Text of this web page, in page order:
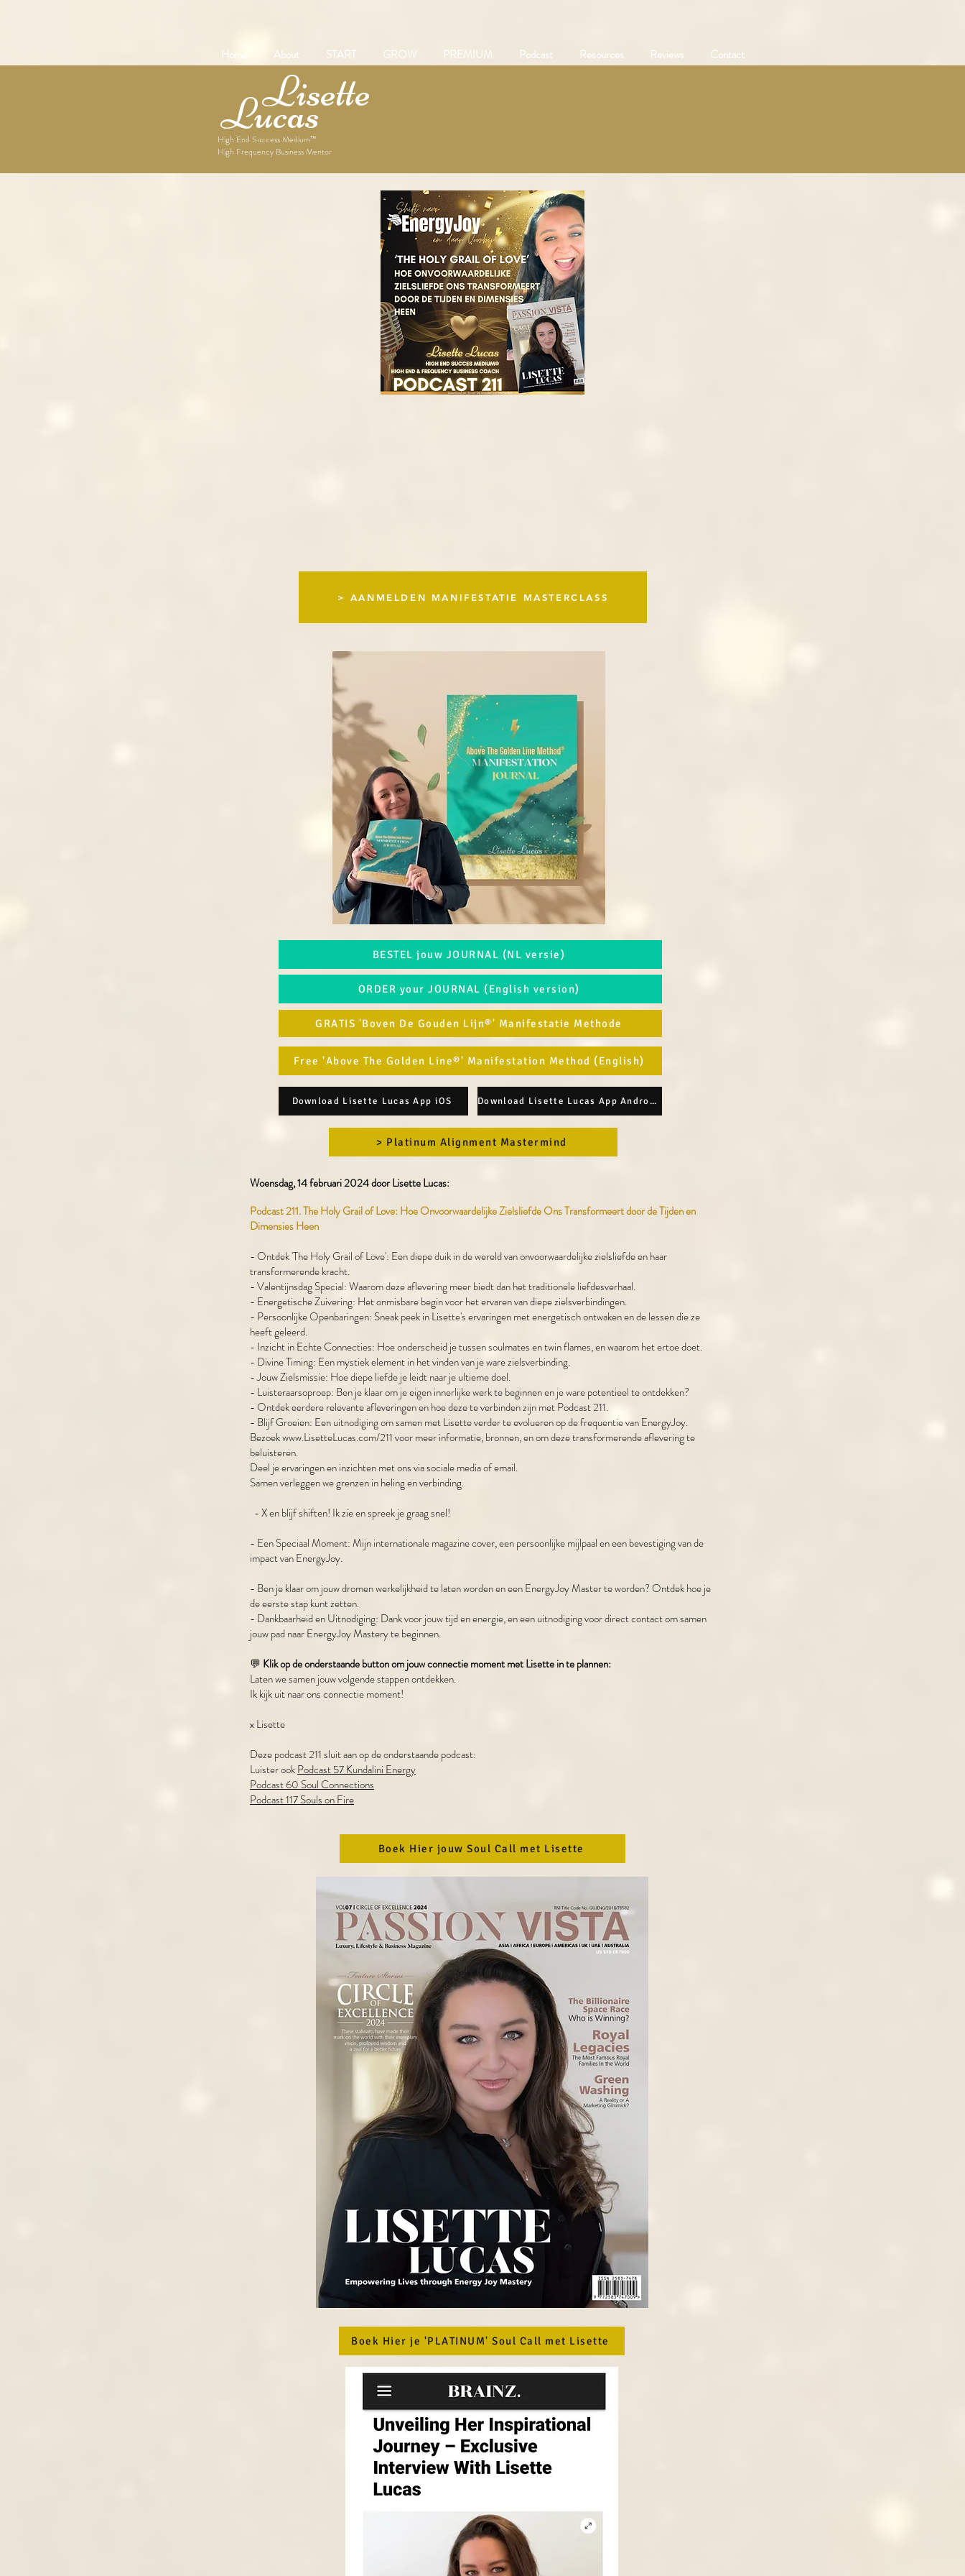
Lisette
Lucas
High End Success Medium™
High Frequency Business Mentor
Home About START GROW PREMIUM Podcast Resources Reviews Contact
> AANMELDEN MANIFESTATIE MASTERCLASS
BESTEL jouw JOURNAL (NL versie)
ORDER your JOURNAL (English version)
GRATIS 'Boven De Gouden Lijn®' Manifestatie Methode
Free 'Above The Golden Line®' Manifestation Method (English)
Download Lisette Lucas App iOS Download Lisette Lucas App Android
> Platinum Alignment Mastermind
Woensdag, 14 februari 2024 door Lisette Lucas:​
Podcast 211. The Holy Grail of Love: Hoe Onvoorwaardelijke Zielsliefde Ons Transformeert door de Tijden en
Dimensies Heen
- Ontdek 'The Holy Grail of Love': Een diepe duik in de wereld van onvoorwaardelijke zielsliefde en haar
transformerende kracht.
- Valentijnsdag Special: Waarom deze aflevering meer biedt dan het traditionele liefdesverhaal.
- Energetische Zuivering: Het onmisbare begin voor het ervaren van diepe zielsverbindingen.
- Persoonlijke Openbaringen: Sneak peek in Lisette's ervaringen met energetisch ontwaken en de lessen die ze
heeft geleerd.
- Inzicht in Echte Connecties: Hoe onderscheid je tussen soulmates en twin flames, en waarom het ertoe doet.
- Divine Timing: Een mystiek element in het vinden van je ware zielsverbinding.
- Jouw Zielsmissie: Hoe diepe liefde je leidt naar je ultieme doel.
- Luisteraarsoproep: Ben je klaar om je eigen innerlijke werk te beginnen en je ware potentieel te ontdekken?
- Ontdek eerdere relevante afleveringen en hoe deze te verbinden zijn met Podcast 211.
- Blijf Groeien: Een uitnodiging om samen met Lisette verder te evolueren op de frequentie van EnergyJoy.
Bezoekwww.LisetteLucas.com/211voor meer informatie, bronnen, en om deze transformerende aflevering te
beluisteren.
Deel je ervaringen en inzichten met ons via sociale media of email.
Samen verleggen we grenzen in heling en verbinding.
- X en blijf shiften! Ik zie en spreek je graag snel!
- Een Speciaal Moment: Mijn internationale magazine cover, een persoonlijke mijlpaal en een bevestiging van de
impact van EnergyJoy.
- Ben je klaar om jouw dromen werkelijkheid te laten worden en een EnergyJoy Master te worden? Ontdek hoe je
de eerste stap kunt zetten.
- Dankbaarheid en Uitnodiging: Dank voor jouw tijd en energie, en een uitnodiging voor direct contact om samen
jouw pad naar EnergyJoy Mastery te beginnen.
💬 Klik op de onderstaande button om jouwconnectie momentmet Lisette in teplannen:
Laten we samen jouw volgende stappen ontdekken.
Ik kijk uit naar ons connectie moment!
x Lisette
Deze podcast 211 sluit aan op de onderstaande podcast:
Luister ookPodcast 57 Kundalini Energy
Podcast 60 Soul Connections
Podcast 117 Souls on Fire
Boek Hier jouw Soul Call met Lisette
Boek Hier je 'PLATINUM' Soul Call met Lisette